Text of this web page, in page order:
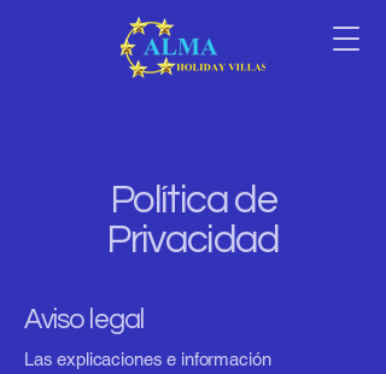
Política de
Privacidad
Aviso legal
Las explicaciones e información